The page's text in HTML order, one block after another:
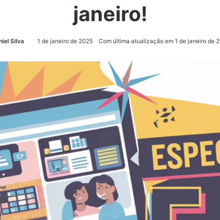
janeiro!
Silva 1 de janeiro de 2025 Com última atualização em 1 de janeiro de